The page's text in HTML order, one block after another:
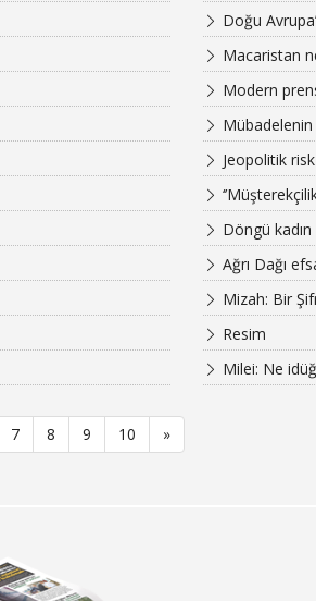
Doğu
Macaristan
Modern
Mübadelenin
Jeopolitik
Döngü
Ağrı Dağı
Mizah: Bir
Resim
Milei: Ne
7 8 9 10 »